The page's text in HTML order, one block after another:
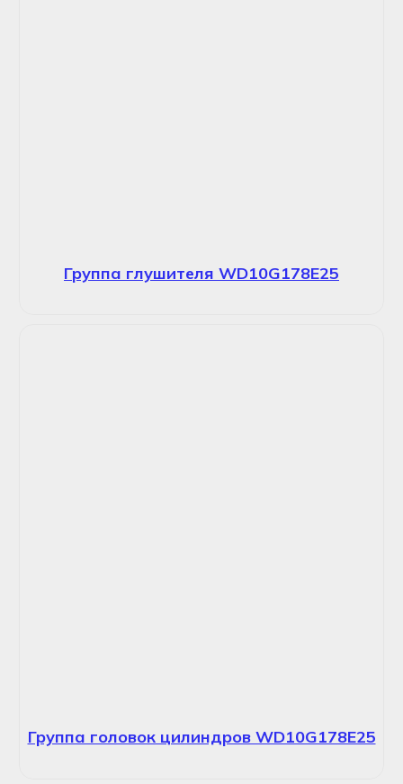
Группа глушителя WD10G178E25
Группа головок цилиндров WD10G178E25